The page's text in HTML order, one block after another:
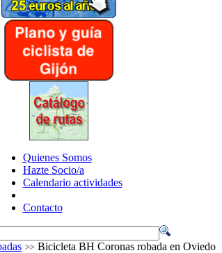
Quienes Somos
Hazte Socio/a
Calendario actividades
Contacto
Bicicleta BH Coronas robada en Oviedo